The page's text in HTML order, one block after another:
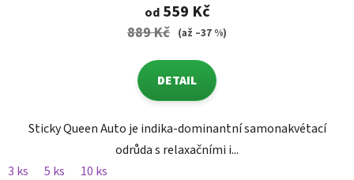
od559 Kč
889 Kč (až –37 %)
DETAIL
Sticky Queen Auto je indika-dominantní samonakvétací
odrůda s relaxačními i...
3 ks
5 ks 10 ks